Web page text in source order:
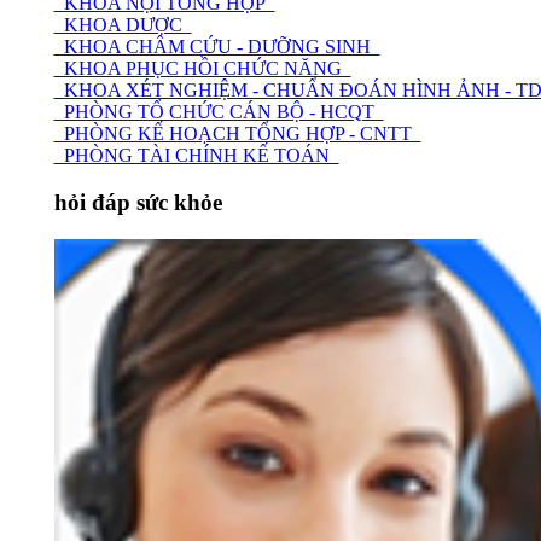
KHOA DƯỢC
KHOA CHÂM CỨU - DƯỠNG SINH
KHOA PHỤC HỒI CHỨC NĂNG
KHOA XÉT NGHIỆM - CHUẨN ĐOÁN HÌNH ẢNH -
PHÒNG TỔ CHỨC CÁN BỘ - HCQT
PHÒNG KẾ HOẠCH TỔNG HỢP - CNTT
PHÒNG TÀI CHÍNH KẾ TOÁN
hỏi đáp sức khỏe